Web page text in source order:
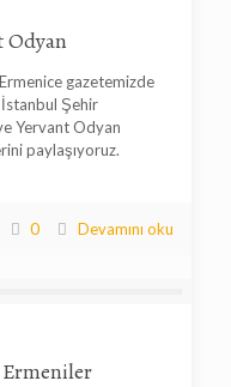
Odyan
gazetemizde
İstanbul Şehir
Yervant Odyan
paylaşıyoruz.
0 Devamını oku
Ermeniler